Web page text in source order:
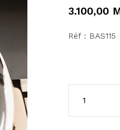
3.100,00
Réf : BAS115